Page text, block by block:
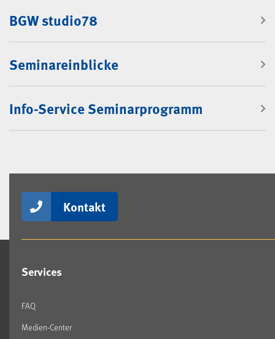
BGW studio78
Seminareinblicke
Info-Service Seminarprogramm
Kontakt
Services
FAQ
Medien-Center